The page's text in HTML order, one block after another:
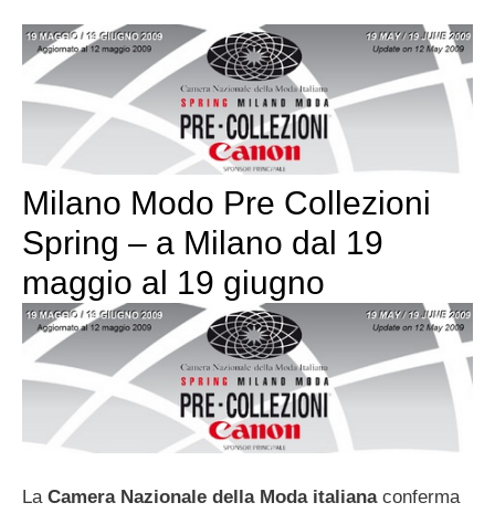
Milano Modo Pre Collezioni
Spring – a Milano dal 19
maggio al 19 giugno
La Camera Nazionale della Moda italianaconferma